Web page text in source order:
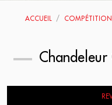
ACCUEIL